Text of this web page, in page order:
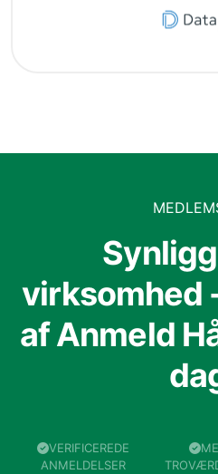
virksomhed
af Anmeld
VERIFICEREDE
ANMELDELSER